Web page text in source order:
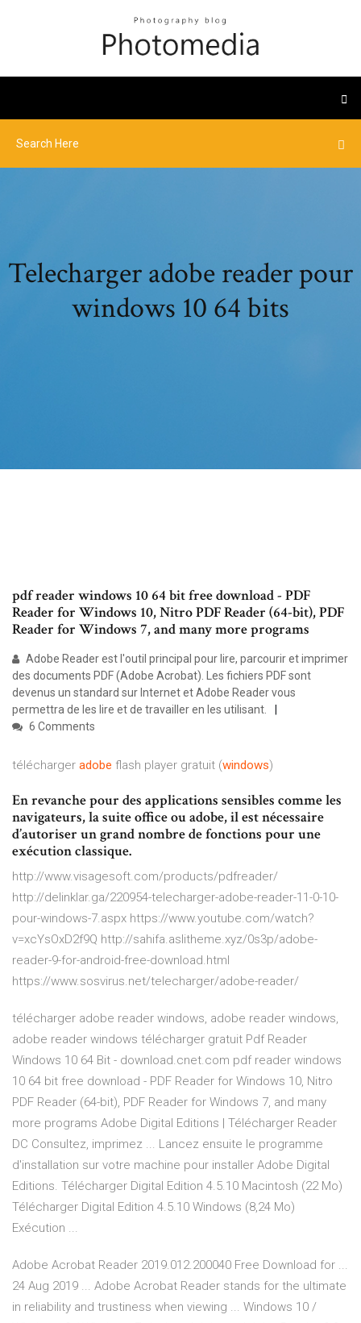
Telecharger adobe reader pour
windows 10 64 bits
pdf reader windows 10 64 bit free download - PDF
Reader for Windows 10, Nitro PDF Reader (64-bit), PDF
Reader for Windows 7, and many more programs
Adobe Reader est l'outil principal pour lire, parcourir et imprimer
des documents PDF (Adobe Acrobat). Les fichiers PDF sont
devenus un standard sur Internet et Adobe Reader vous
permettra de les lire et de travailler en les utilisant.
6 Comments
télécharger adobe flash player gratuit (windows)
En revanche pour des applications sensibles comme les
navigateurs, la suite office ou adobe, il est nécessaire
d’autoriser un grand nombre de fonctions pour une
exécution classique.
http://www.visagesoft.com/products/pdfreader/
http://delinklar.ga/220954-telecharger-adobe-reader-11-0-10-
pour-windows-7.aspx https://www.youtube.com/watch?
v=xcYsOxD2f9Q http://sahifa.aslitheme.xyz/0s3p/adobe-
reader-9-for-android-free-download.html
https://www.sosvirus.net/telecharger/adobe-reader/
télécharger adobe reader windows, adobe reader windows,
adobe reader windows télécharger gratuit Pdf Reader
Windows 10 64 Bit - download.cnet.com pdf reader windows
10 64 bit free download - PDF Reader for Windows 10, Nitro
PDF Reader (64-bit), PDF Reader for Windows 7, and many
more programs Adobe Digital Editions | Télécharger Reader
DC Consultez, imprimez ... Lancez ensuite le programme
d'installation sur votre machine pour installer Adobe Digital
Editions. Télécharger Digital Edition 4.5.10 Macintosh (22 Mo)
Télécharger Digital Edition 4.5.10 Windows (8,24 Mo)
Exécution ...
Adobe Acrobat Reader 2019.012.200040 Free Download for ...
24 Aug 2019 ... Adobe Acrobat Reader stands for the ultimate
in reliability and trustiness when viewing ... Windows 10 /